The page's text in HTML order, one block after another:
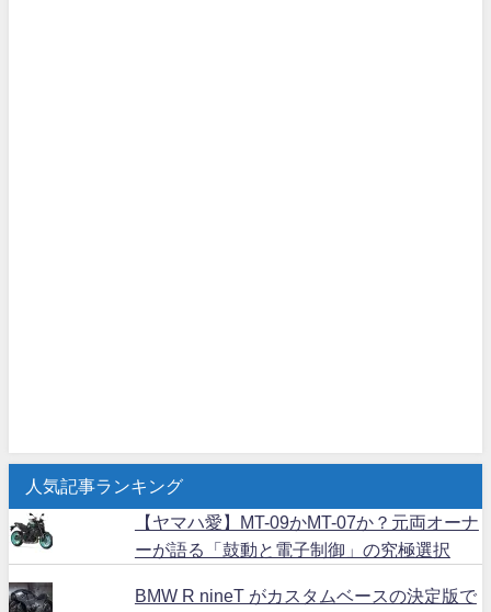
人気記事ランキング
【ヤマハ愛】MT-09かMT-07か？元両オーナ
ーが語る「鼓動と電子制御」の究極選択
BMW R nineT がカスタムベースの決定版で